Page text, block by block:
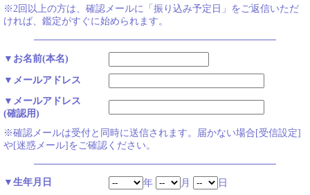
※2回以上の方は、確認メールに「振り込み予定日」をご返信いただ
ければ、鑑定がすぐに始められます。
▼お名前(本名)
▼メールアドレス
▼メールアドレス
(確認用)
※確認メールは受付と同時に送信されます。届かない場合[受信設定]
や[迷惑メール]をご確認ください。
▼生年月日 年 月
日